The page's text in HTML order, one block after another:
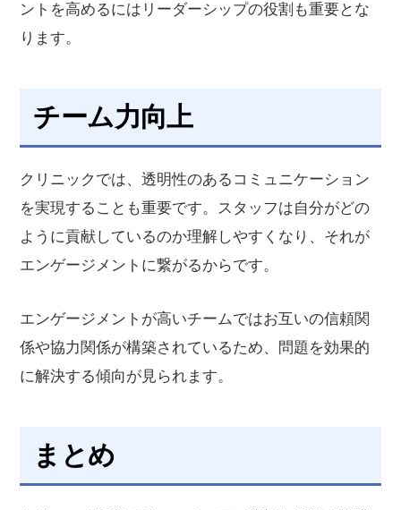
ントを高めるにはリーダーシップの役割も重要とな
ります。
チーム力向上
クリニックでは、透明性のあるコミュニケーション
を実現することも重要です。スタッフは自分がどの
ように貢献しているのか理解しやすくなり、それが
エンゲージメントに繋がるからです。
エンゲージメントが高いチームではお互いの信頼関
係や協力関係が構築されているため、問題を効果的
に解決する傾向が見られます。
まとめ